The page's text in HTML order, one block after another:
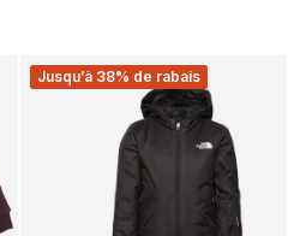
Jusqu’à 38% de rabais